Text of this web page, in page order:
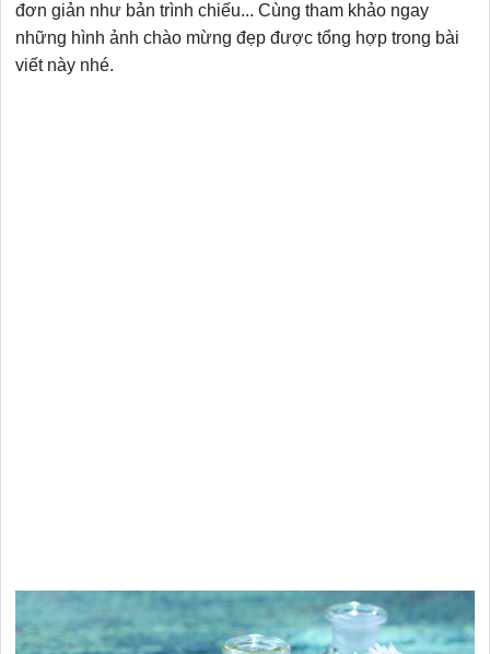
đơn giản như bản trình chiếu... Cùng tham khảo ngay
những hình ảnh chào mừng đẹp được tổng hợp trong bài
viết này nhé.